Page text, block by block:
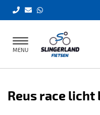
Toggle
navigation
MENU
Reus race licht